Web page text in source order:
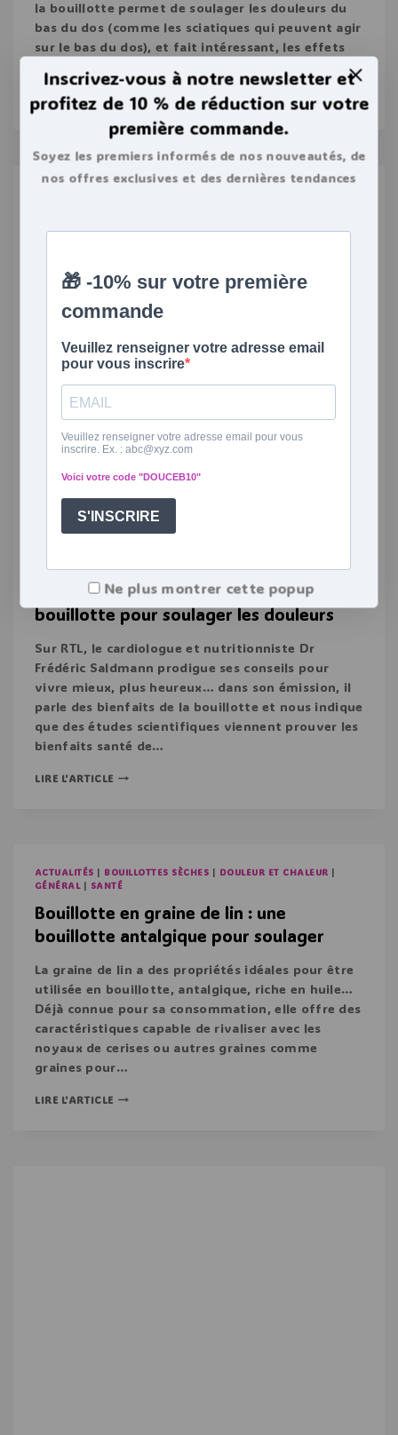
la bouillotte permet de soulager les douleurs du
bas du dos (comme les sciatiques qui peuvent agir
sur le bas du dos), et fait intéressant, les effets
de la bouillotte sont plus…
LIRE L'ARTICLE
Docteur Saldmann recommande la
bouillotte pour soulager les douleurs
Sur RTL, le cardiologue et nutritionniste Dr
Frédéric Saldmann prodigue ses conseils pour
vivre mieux, plus heureux… dans son émission, il
parle des bienfaits de la bouillotte et nous indique
que des études scientifiques viennent prouver les
bienfaits santé de…
LIRE L'ARTICLE
ACTUALITÉS | BOUILLOTTES SÈCHES | DOULEUR ET CHALEUR |
GÉNÉRAL| SANTÉ
Bouillotte en graine de lin : une
bouillotte antalgique pour soulager
La graine de lin a des propriétés idéales pour être
utilisée en bouillotte, antalgique, riche en huile…
Déjà connue pour sa consommation, elle offre des
caractéristiques capable de rivaliser avec les
noyaux de cerises ou autres graines comme
graines pour…
LIRE L'ARTICLE
Inscrivez-vous à notre newsletter et
profitez de 10 % de réduction sur votre
première commande.
Soyez les premiers informés de nos nouveautés, de
nos offres exclusives et des dernières tendances
Ne plus montrer cette popup